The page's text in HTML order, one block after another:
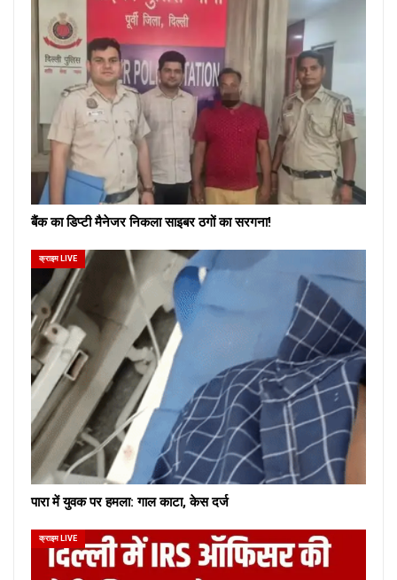
बैंक का डिप्टी मैनेजर निकला साइबर ठगों का सरगना!
क्राइम LIVE
पारा में युवक पर हमला: गाल काटा, केस दर्ज
क्राइम LIVE